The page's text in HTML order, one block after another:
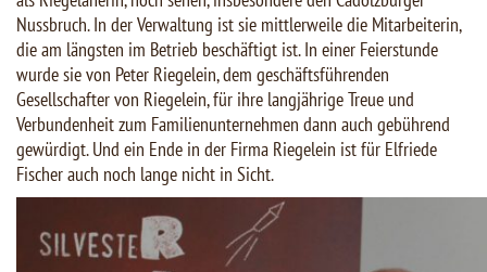
Nussbruch. In der Verwaltung ist sie mittlerweile die Mitarbeiterin,
die am längsten im Betrieb beschäftigt ist. In einer Feierstunde
wurde sie von Peter Riegelein, dem geschäftsführenden
Gesellschafter von Riegelein, für ihre langjährige Treue und
Verbundenheit zum Familienunternehmen dann auch gebührend
gewürdigt. Und ein Ende in der Firma Riegelein ist für Elfriede
Fischer auch noch lange nicht in Sicht.